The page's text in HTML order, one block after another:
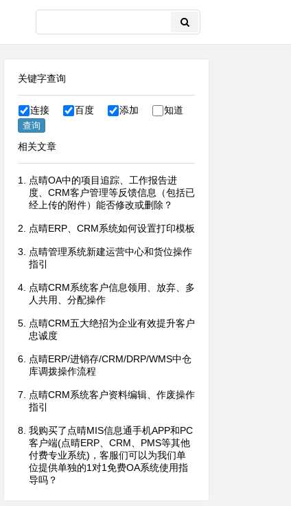
关键字查询
连接 百度 添加 知道
相关文章
点晴OA中的项目追踪、工作报告进
度、CRM客户管理等反馈信息（包括已
经上传的附件）能否修改或删除？
点晴ERP、CRM系统如何设置打印模板
点晴管理系统新建运营中心和货位操作
指引
点晴CRM系统客户信息领用、放弃、多
人共用、分配操作
点晴CRM五大绝招为企业有效提升客户
忠诚度
点晴ERP/进销存/CRM/DRP/WMS中仓
库调拨操作流程
点晴CRM系统客户资料编辑、作废操作
指引
我购买了点晴MIS信息通手机APP和PC
客户端(点晴ERP、CRM、PMS等其他
付费专业系统)，客服们可以为我们单
位提供单独的1对1免费OA系统使用指
导吗？